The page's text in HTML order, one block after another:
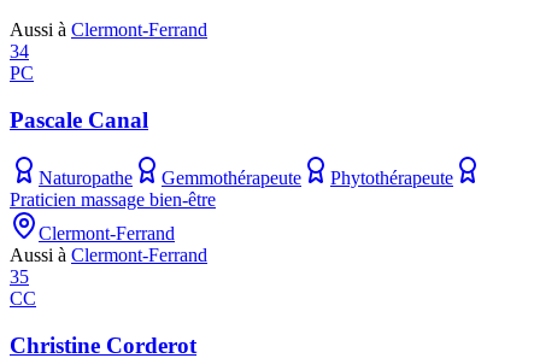
Aussi à Clermont-Ferrand
34
PC
Pascale Canal
Naturopathe Gemmothérapeute
Phytothérapeute
Praticien massage bien-être
Clermont-Ferrand
Aussi à Clermont-Ferrand
35
CC
Christine Corderot